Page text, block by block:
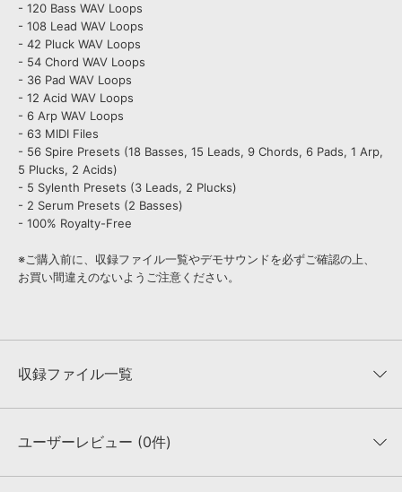
- 120 Bass WAV Loops
- 108 Lead WAV Loops
- 42 Pluck WAV Loops
- 54 Chord WAV Loops
- 36 Pad WAV Loops
- 12 Acid WAV Loops
- 6 Arp WAV Loops
- 63 MIDI Files
- 56 Spire Presets (18 Basses, 15 Leads, 9 Chords, 6 Pads, 1 Arp,
5 Plucks, 2 Acids)
- 5 Sylenth Presets (3 Leads, 2 Plucks)
- 2 Serum Presets (2 Basses)
- 100% Royalty-Free
※ご購入前に、収録ファイル一覧やデモサウンドを必ずご確認の上、
お買い間違えのないようご注意ください。
収録ファイル一覧
収録ファイル一覧
ユーザーレビュー (0件)